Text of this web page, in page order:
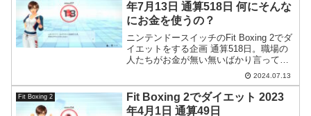
年7月13日 通算518日 何にそんな
にお金を使うの？
ニンテンドースイッチのFit Boxing 2でダ
イエットをする企画 通算518日。職場の
人たちがお金が無い無いばかり言ってる
んですが、いったい何にそんなにお金を
使うのか自分にはさっぱりわかりませ
ん。
2024.07.13
Fit Boxing 2
Fit Boxing 2でダイエット 2023
年4月1日 通算49日